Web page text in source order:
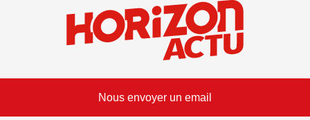
Nous envoyer un email